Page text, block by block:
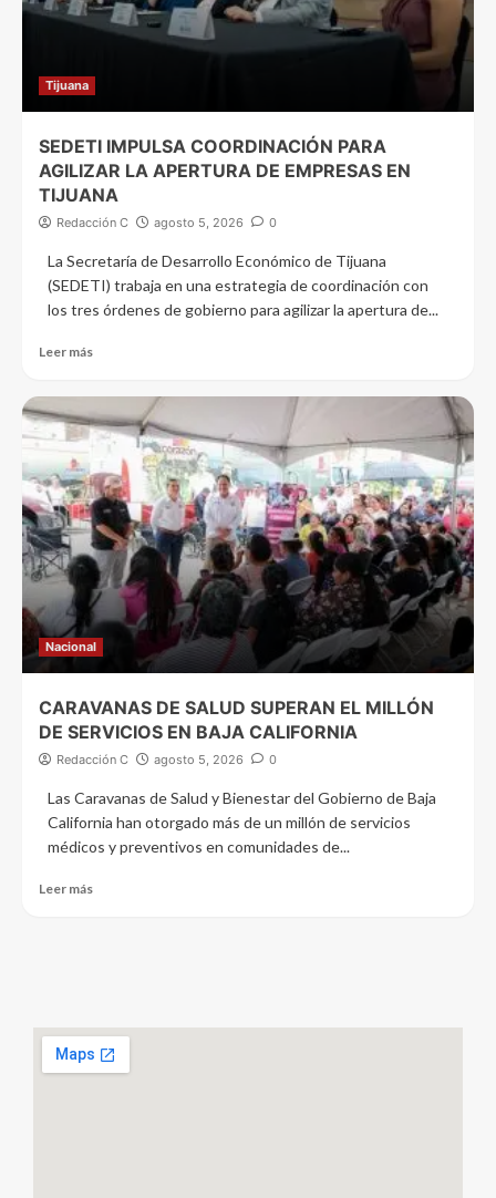
Tijuana
SEDETI IMPULSA COORDINACIÓN PARA
AGILIZAR LA APERTURA DE EMPRESAS EN
TIJUANA
Redacción C agosto 5, 2026 0
La Secretaría de Desarrollo Económico de Tijuana
(SEDETI) trabaja en una estrategia de coordinación con
los tres órdenes de gobierno para agilizar la apertura de...
Leer más
Nacional
CARAVANAS DE SALUD SUPERAN EL MILLÓN
DE SERVICIOS EN BAJA CALIFORNIA
Redacción C agosto 5, 2026 0
Las Caravanas de Salud y Bienestar del Gobierno de Baja
California han otorgado más de un millón de servicios
médicos y preventivos en comunidades de...
Leer más